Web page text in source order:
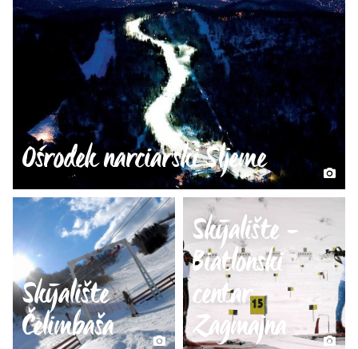
Ośrodek narciarski Sljeme
Skijalište
Čelimbaša
Skijalište -
Biatlonski
centar
Zagmajna